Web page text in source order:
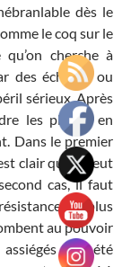
dès le
le coq sur le
cherche à
des échelles ou
sérieux. Après
les places, en
Dans le premier
clair qu’on peut
cas, il faut
est plus
au pouvoir
assiégés ont été